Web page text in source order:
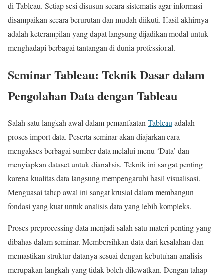
di Tableau. Setiap sesi disusun secara sistematis agar informasi
disampaikan secara berurutan dan mudah diikuti. Hasil akhirnya
adalah keterampilan yang dapat langsung dijadikan modal untuk
menghadapi berbagai tantangan di dunia professional.
Seminar Tableau: Teknik Dasar dalam
Pengolahan Data dengan Tableau
Salah satu langkah awal dalam pemanfaatan Tableau adalah
proses import data. Peserta seminar akan diajarkan cara
mengakses berbagai sumber data melalui menu ‘Data’ dan
menyiapkan dataset untuk dianalisis. Teknik ini sangat penting
karena kualitas data langsung mempengaruhi hasil visualisasi.
Menguasai tahap awal ini sangat krusial dalam membangun
fondasi yang kuat untuk analisis data yang lebih kompleks.
Proses preprocessing data menjadi salah satu materi penting yang
dibahas dalam seminar. Membersihkan data dari kesalahan dan
memastikan struktur datanya sesuai dengan kebutuhan analisis
merupakan langkah yang tidak boleh dilewatkan. Dengan tahap